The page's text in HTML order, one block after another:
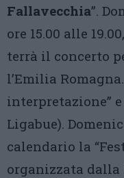
Fallavecchia”.
ore 15.00 alle
terrà il concerto
l’Emilia
interpretazione”
Ligabue).
calendario la
organizzata dalla